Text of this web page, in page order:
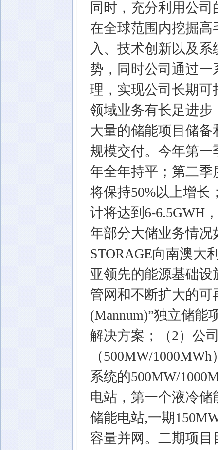
同时，充分利用公
在全球范围内挖掘
入、技术创新以及
势，同时公司通过
理，实现公司长期可
领域业务有长足进
大量的储能项目储
规模交付。今年第一
年全年持平；第二
将保持50%以上增长
计将达到6-6.5GWH
年部分大储业务情况
STORAGE向南澳大
亚领先的能源基础设
管网和不断扩大的可
(Mannum)”独立储能
解决方案；（2）公
（500MW/
系统的500MW/
电站，第一个液冷
储能电站,一期
容量并网。二期项